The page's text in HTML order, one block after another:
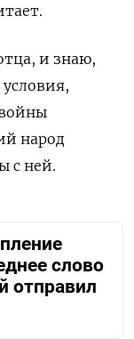
и знаю,
народ
с ней.
слово
отправил